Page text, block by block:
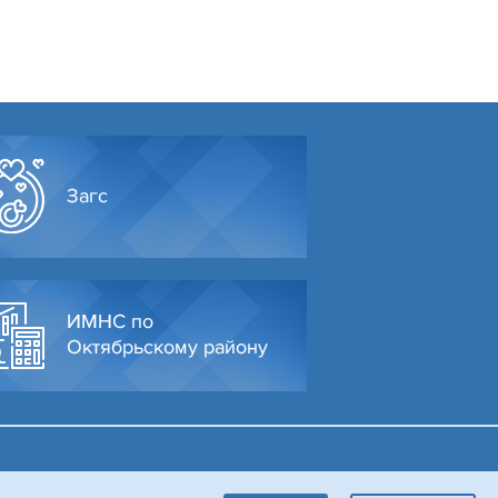
Загс
ИМНС по
Октябрьскому району